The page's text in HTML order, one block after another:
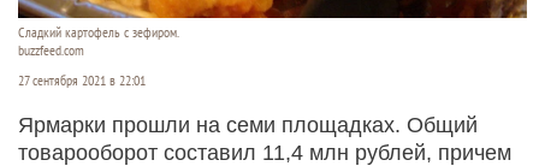
Сладкий картофель с зефиром.
buzzfeed.com
27 сентября 2021 в 22:01
Ярмарки прошли на семи площадках. Общий
товарооборот составил 11,4 млн рублей, причем